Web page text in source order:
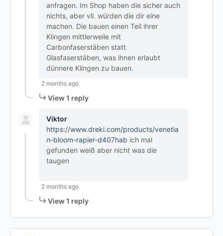
anfragen. Im Shop haben die sicher auch
nichts, aber vll. würden die dir eine
machen. Die bauen einen Teil ihrer
Klingen mittlerweile mit
Carbonfaserstäben statt
Glasfaserstäben, was ihnen erlaubt
dünnere Klingen zu bauen.
2 months ago
View 1 reply
Viktor
https://www.dreki.com/products/venetia
n-bloom-rapier-d407hab ich mal
gefunden weiß aber nicht was die
taugen
2 months ago
View 1 reply